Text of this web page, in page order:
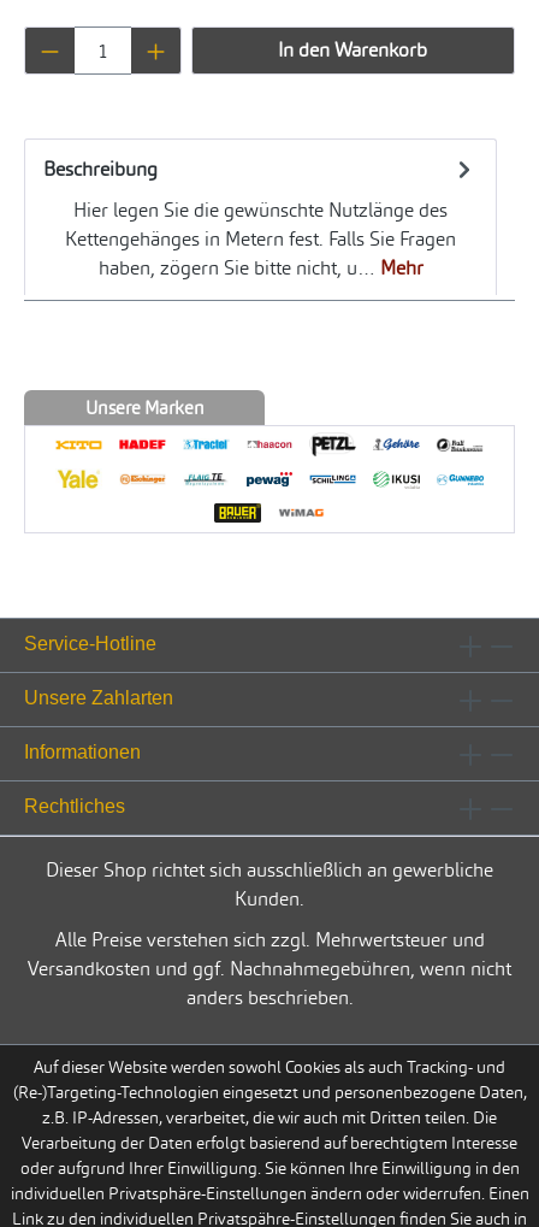
Produkt Anzahl: Gib den gewünschten
In den Warenkorb
Beschreibung
Hier legen Sie die gewünschte Nutzlänge des
Kettengehänges in Metern fest. Falls Sie Fragen
haben, zögern Sie bitte nicht, u… Mehr
Unsere Marken
Service-Hotline
Unsere Zahlarten
Informationen
Rechtliches
Dieser Shop richtet sich ausschließlich an gewerbliche
Kunden.
Alle Preise verstehen sich zzgl. Mehrwertsteuer und
Versandkosten und ggf. Nachnahmegebühren, wenn nicht
anders beschrieben.
Auf dieser Website werden sowohl Cookies als auch Tracking- und
(Re-)Targeting-Technologien eingesetzt und personenbezogene Daten,
z.B. IP-Adressen, verarbeitet, die wir auch mit Dritten teilen. Die
Verarbeitung der Daten erfolgt basierend auf berechtigtem Interesse
oder aufgrund Ihrer Einwilligung. Sie können Ihre Einwilligung in den
individuellen Privatsphäre-Einstellungen ändern oder widerrufen. Einen
Link zu den individuellen Privatspähre-Einstellungen finden Sie auch in